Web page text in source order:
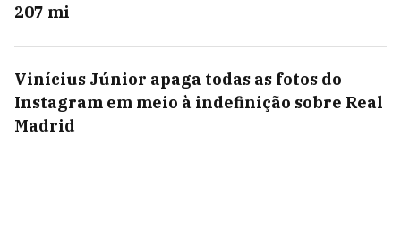
207 mi
Vinícius Júnior apaga todas as fotos do
Instagram em meio à indefinição sobre Real
Madrid